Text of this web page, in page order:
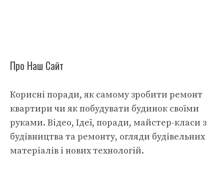
Про Наш Сайт
Корисні поради, як самому зробити ремонт
квартири чи як побудувати будинок своїми
руками. Відео, Ідеї, поради, майстер-класи з
будівництва та ремонту, огляди будівельних
матеріалів і нових технологій.